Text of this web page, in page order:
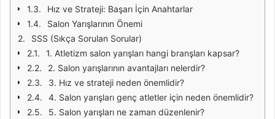
Hız ve Strateji: Başarı İçin Anahtarlar
Salon Yarışlarının Önemi
SSS (Sıkça Sorulan Sorular)
1. Atletizm salon yarışları hangi branşları kapsar?
2. Salon yarışlarının avantajları nelerdir?
3. Hız ve strateji neden önemlidir?
4. Salon yarışları genç atletler için neden önemlidir?
5. Salon yarışları ne zaman düzenlenir?